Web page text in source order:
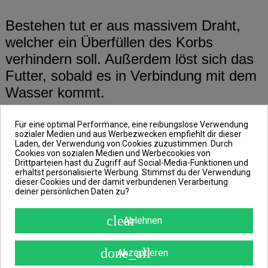
Bestehen tut er aus massivem Draht,
welcher ein Überfüllen des Korbs
verhindern soll. Außerdem löst sich das
Futter, sobald es in Verbindung mit dem
Wasser kommt.
Am Boden des Futterkorbs befinden sich
4 spitze Vorsprünge, die dafür sorgen,
dass der Korb besser am Boden haftet
und sich nicht so leicht von hungrigen
Fischen oder der Flussströmung
verschieben lässt.
Auch ist der Futterkorb mit einem Wirbel
Für eine optimal Performance, eine reibungslose Verwendung
sozialer Medien und aus Werbezwecken empfiehlt dir dieser
Laden, der Verwendung von Cookies zuzustimmen. Durch
Cookies von sozialen Medien und Werbecookies von
Drittparteien hast du Zugriff auf Social-Media-Funktionen und
erhältst personalisierte Werbung. Stimmst du der Verwendung
dieser Cookies und der damit verbundenen Verarbeitung
deiner persönlichen Daten zu?
clearAblehnen
done_all
Akzeptieren